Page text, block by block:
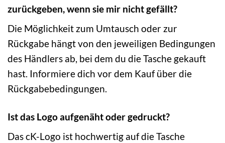
zurückgeben, wenn sie mir nicht gefällt?
Die Möglichkeit zum Umtausch oder zur
Rückgabe hängt von den jeweiligen Bedingungen
des Händlers ab, bei dem du die Tasche gekauft
hast. Informiere dich vor dem Kauf über die
Rückgabebedingungen.
Ist das Logo aufgenäht oder gedruckt?
Das cK-Logo ist hochwertig auf die Tasche